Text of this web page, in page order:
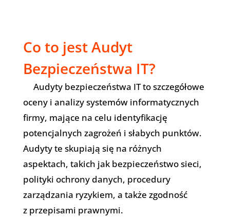
Co to jest Audyt
Bezpieczeństwa IT?
Audyty bezpieczeństwa IT to szczegółowe
oceny i analizy systemów informatycznych
firmy, mające na celu identyfikację
potencjalnych zagrożeń i słabych punktów.
Audyty te skupiają się na różnych
aspektach, takich jak bezpieczeństwo sieci,
polityki ochrony danych, procedury
zarządzania ryzykiem, a także zgodność
z przepisami prawnymi.